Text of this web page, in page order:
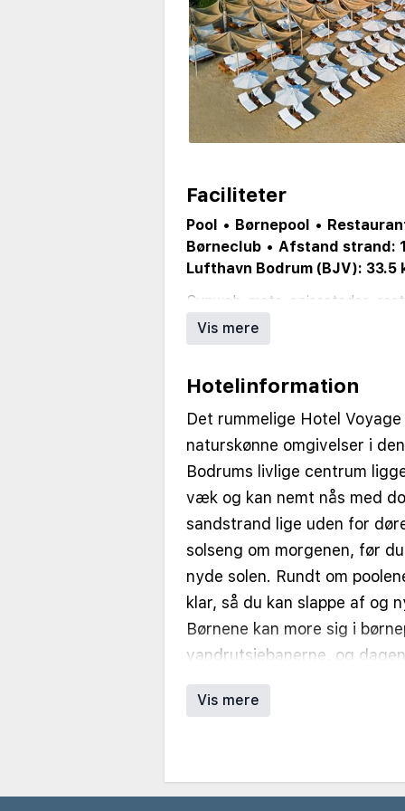
Faciliteter
Pool • Børnepool •
Børneclub • Afstand strand:
Lufthavn Bodrum (BJV): 33.5
Sunweb_meta: spisesteder:
restaurant, italiensk restaurant
mexicansk restaurant (mod
(mod betaling), steak house,
Sunweb_meta: reception (er
Sunweb_meta: safetybox (på
Sunweb_meta: spisesteder:
restaurant, italiensk restaurant
mexicansk restaurant (mod
(mod betaling), steak house,
•Sunweb_meta: barer: bar
Sunweb_meta:
Sunweb_meta: faciliteter for
badeværelse)
• Sunweb_meta: lægeservice•
Sunweb_meta: trådløst
receptionen (gratis)
•Sunweb_meta:
Sunweb_meta: vaskeriservice:
Sunweb_meta: tæpper
Sunweb_meta: wellness/spa
behandlinger (mod betaling),
Sunweb_meta: babyseng
Sunweb_meta: barnestol
Vis mere
Hotelinformation
Det rummelige Hotel
naturskønne omgivelser i
Bodrums livlige centrum
væk og kan nemt nås med
sandstrand lige uden for
solseng om morgenen, før
nyde solen. Rundt om
klar, så du kan slappe af og
Børnene kan more sig i
vandrutsjebanerne, og
tvivl den festlige
nærmest beskrives som en
oliventræer,
Vis mere